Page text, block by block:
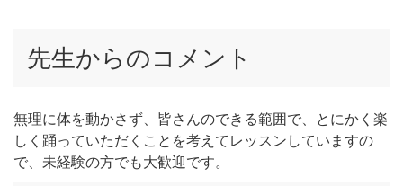
先生からのコメント
無理に体を動かさず、皆さんのできる範囲で、とにかく楽
しく踊っていただくことを考えてレッスンしていますの
で、未経験の方でも大歓迎です。